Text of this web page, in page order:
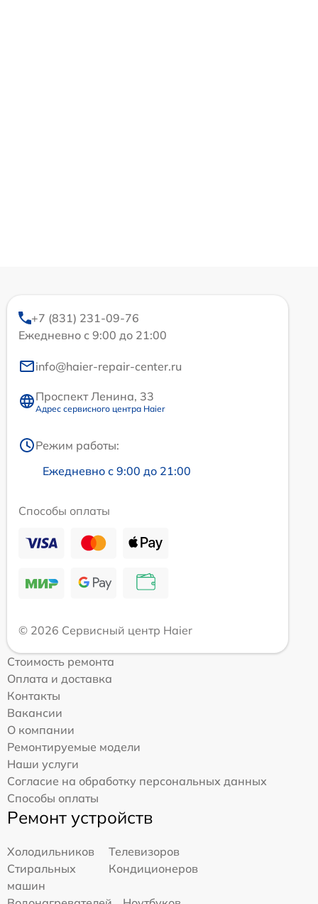
+7 (831) 231-09-76
Ежедневно с 9:00 до 21:00
info@haier-repair-center.ru
Проспект Ленина, 33
Адрес сервисного центра Haier
Режим работы:
Ежедневно с 9:00 до 21:00
Способы оплаты
© 2026 Сервисный центр Haier
Стоимость ремонта
Оплата и доставка
Контакты
Вакансии
О компании
Ремонтируемые модели
Наши услуги
Согласие на обработку персональных данных
Способы оплаты
Ремонт устройств
Холодильников
Телевизоров
Стиральных
машин
Кондиционеров